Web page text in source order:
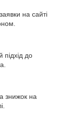
на сайті
підхід до
знижок на